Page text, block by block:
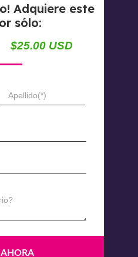
Adquiere este
sólo:
$25.00 USD
Apellido(*)